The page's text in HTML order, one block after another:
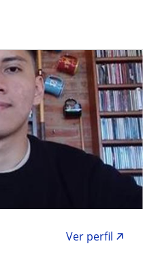
Ver perfil